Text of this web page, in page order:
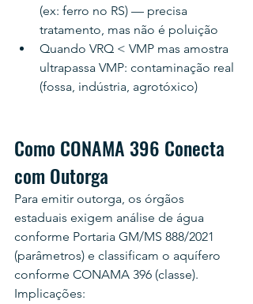
(ex: ferro no RS) — precisa
tratamento, mas não é poluição
Quando VRQ < VMP mas amostra
ultrapassa VMP: contaminação real
(fossa, indústria, agrotóxico)
Como CONAMA 396 Conecta
com Outorga
Para emitir outorga, os órgãos
estaduais exigem análise de água
conforme Portaria GM/MS 888/2021
(parâmetros) e classificam o aquífero
conforme CONAMA 396 (classe).
Implicações: